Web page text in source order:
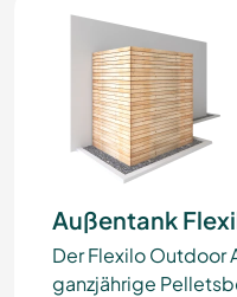
Außentank
Der Flexilo Outdoor
ganzjährige